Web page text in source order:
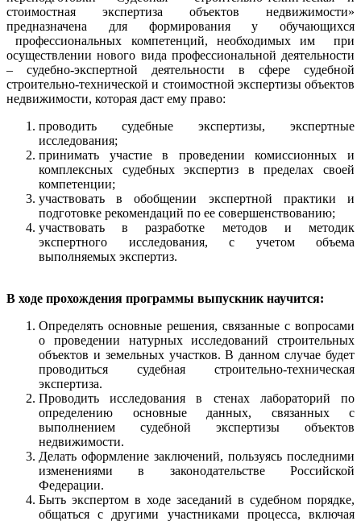
стоимостная экспертиза объектов недвижимости»
предназначена для формирования у обучающихся
профессиональных компетенций, необходимых им при
осуществлении нового вида профессиональной деятельности
– судебно-экспертной деятельности в сфере судебной
строительно-технической и стоимостной экспертизы объектов
недвижимости, которая даст ему право:
проводить судебные экспертизы, экспертные
исследования;
принимать участие в проведении комиссионных и
комплексных судебных экспертиз в пределах своей
компетенции;
участвовать в обобщении экспертной практики и
подготовке рекомендаций по ее совершенствованию;
участвовать в разработке методов и методик
экспертного исследования, с учетом объема
выполняемых экспертиз.
В ходе прохождения программы выпускник научится:
Определять основные решения, связанные с вопросами
о проведении натурных исследований строительных
объектов и земельных участков. В данном случае будет
проводиться судебная строительно-техническая
экспертиза.
Проводить исследования в стенах лабораторий по
определению основные данных, связанных с
выполнением судебной экспертизы объектов
недвижимости.
Делать оформление заключений, пользуясь последними
изменениями в законодательстве Российской
Федерации.
Быть экспертом в ходе заседаний в судебном порядке,
общаться с другими участниками процесса, включая